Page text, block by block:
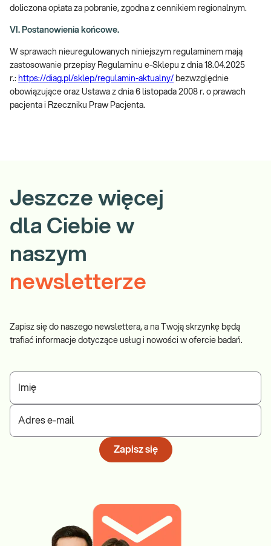
doliczona opłata za pobranie, zgodna z cennikiem regionalnym.
VI. Postanowienia końcowe.
W sprawach nieuregulowanych niniejszym regulaminem mają
zastosowanie przepisy Regulaminu e-Sklepu z dnia 18.04.2025
r.: https://diag.pl/sklep/regulamin-aktualny/ bezwzględnie
obowiązujące oraz Ustawa z dnia 6 listopada 2008 r. o prawach
pacjenta i Rzeczniku Praw Pacjenta.
Jeszcze więcej
dla Ciebie w
naszym
newsletterze
Zapisz się do naszego newslettera, a na Twoją skrzynkę będą
trafiać informacje dotyczące usług i nowości w ofercie badań.
Imię
Adres e-mail
Zapisz się